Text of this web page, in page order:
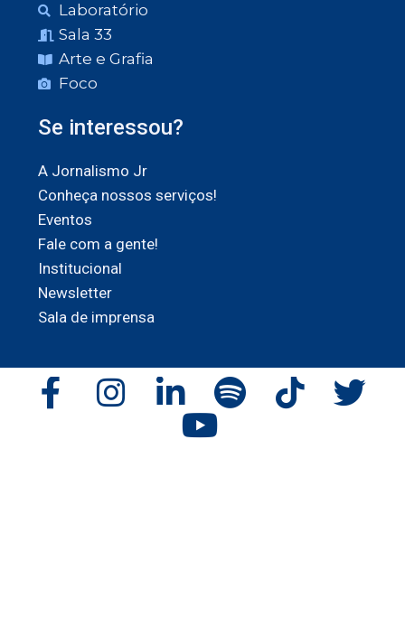
Laboratório
Sala 33
Arte e Grafia
Foco
Se interessou?
A Jornalismo Jr
Conheça nossos serviços!
Eventos
Fale com a gente!
Institucional
Newsletter
Sala de imprensa